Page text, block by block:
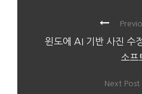
윈도에 AI 기반 사진 수
소프
Next Post